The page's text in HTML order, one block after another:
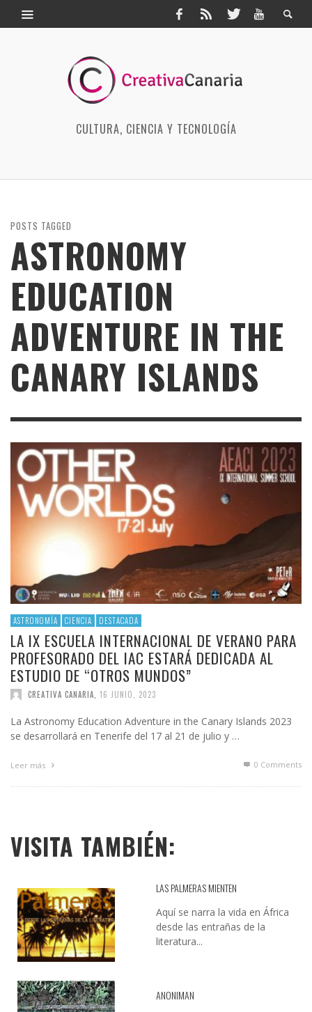
CULTURA, CIENCIA Y TECNOLOGÍA
POSTS TAGGED
ASTRONOMY
EDUCATION
ADVENTURE IN THE
CANARY ISLANDS
ASTRONOMÍA CIENCIA DESTACADA
LA IX ESCUELA INTERNACIONAL DE VERANO PARA
PROFESORADO DEL IAC ESTARÁ DEDICADA AL
ESTUDIO DE “OTROS MUNDOS”
CREATIVA CANARIA 16 JUNIO, 2023
La Astronomy Education Adventure in the Canary Islands 2023
se desarrollará en Tenerife del 17 al 21 de julio y …
Leer más 0 Comments
VISITA TAMBIÉN:
LAS PALMERAS MIENTEN
Aquí se narra la vida en África
desde las entrañas de la
literatura...
ANONIMAN